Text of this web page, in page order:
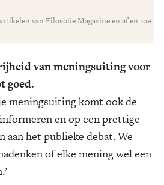
van Filosofie Magazine en af en toe
van meningsuiting voor
goed.
meningsuiting komt ook de
en op een prettige
aan het publieke debat. We
of elke mening wel een